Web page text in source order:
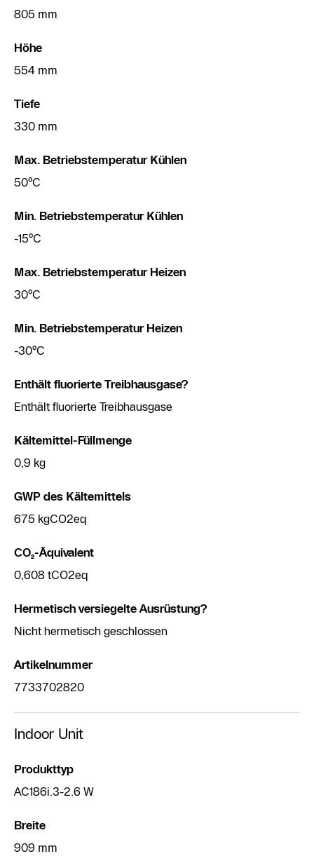
805 mm
Höhe
554 mm
Tiefe
330 mm
Max. Betriebstemperatur Kühlen
50°C
Min. Betriebstemperatur Kühlen
-15°C
Max. Betriebstemperatur Heizen
30°C
Min. Betriebstemperatur Heizen
-30°C
Enthält fluorierte Treibhausgase?
Enthält fluorierte Treibhausgase
Kältemittel-Füllmenge
0,9 kg
GWP des Kältemittels
675 kgCO2eq
CO₂-Äquivalent
0,608 tCO2eq
Hermetisch versiegelte Ausrüstung?
Nicht hermetisch geschlossen
Artikelnummer
7733702820
Indoor Unit
Produkttyp
AC186i.3-2.6 W
Breite
909 mm